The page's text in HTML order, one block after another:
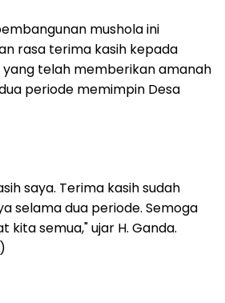
mushola ini
rasa terima kasih kepada
telah memberikan amanah
periode memimpin Desa
saya. Terima kasih sudah
selama dua periode. Semoga
kita semua," ujar H. Ganda.